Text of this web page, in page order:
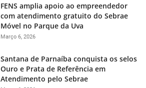
FENS amplia apoio ao empreendedor
com atendimento gratuito do Sebrae
Móvel no Parque da Uva
Março 6, 2026
Santana de Parnaíba conquista os selos
Ouro e Prata de Referência em
Atendimento pelo Sebrae